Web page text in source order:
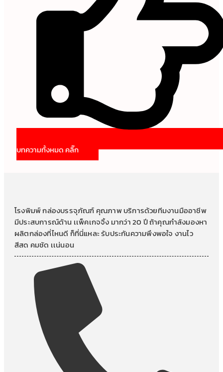
บทความทั้งหมด คลิ๊ก
โรงพิมพ์ กล่องบรรจุภัณฑ์ คุณภาพ บริการด้วยทีมงานมืออาชีพ
มีประสบการณ์ด้าน เเพ็คเกจจิ้ง มากว่า 20 ปี ถ้าคุณกำลังมองหา
ผลิตกล่องที่ไหนดี ก็ที่นี่แหละ รับประกันความพึงพอใจ งานไว
สีสด คมชัด เเน่นอน